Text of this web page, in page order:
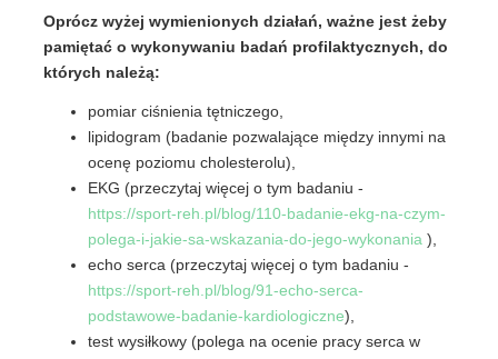
Oprócz wyżej wymienionych działań, ważne jest żeby
pamiętać o wykonywaniu badań profilaktycznych, do
których należą:
pomiar ciśnienia tętniczego,
lipidogram (badanie pozwalające między innymi na
ocenę poziomu cholesterolu),
EKG (przeczytaj więcej o tym badaniu -
https://sport-reh.pl/blog/110-badanie-ekg-na-czym-
polega-i-jakie-sa-wskazania-do-jego-wykonania ),
echo serca (przeczytaj więcej o tym badaniu -
https://sport-reh.pl/blog/91-echo-serca-
podstawowe-badanie-kardiologiczne),
test wysiłkowy (polega na ocenie pracy serca w